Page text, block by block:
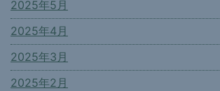
2025年5月
2025年4月
2025年3月
2025年2月